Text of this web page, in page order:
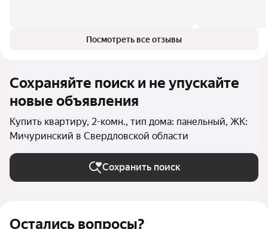
Остались вопросы?
Посмотреть все отзывы
Сохраняйте поиск и не упускайте
новые объявления
Купить квартиру, 2-комн., тип дома: панельный, ЖК:
Мичуринский в Свердловской области
Сохранить поиск